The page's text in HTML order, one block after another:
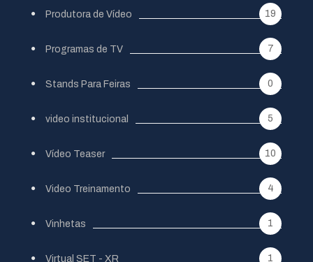
Produtora de Vídeo 19
Programas de TV 7
Stands Para Feiras 0
video institucional 5
Vídeo Teaser 10
Video Treinamento 4
Vinhetas 1
Virtual SET - XR 1